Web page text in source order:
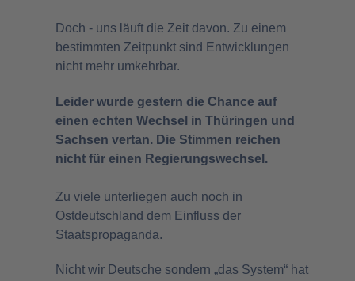
Doch - uns läuft die Zeit davon. Zu einem
bestimmten Zeitpunkt sind Entwicklungen
nicht mehr umkehrbar.
Leider wurde gestern die Chance auf
einen echten Wechsel in Thüringen und
Sachsen vertan. Die Stimmen reichen
nicht für einen Regierungswechsel.
Zu viele unterliegen auch noch in
Ostdeutschland dem Einfluss der
Staatspropaganda.
Nicht wir Deutsche sondern „das System“ hat